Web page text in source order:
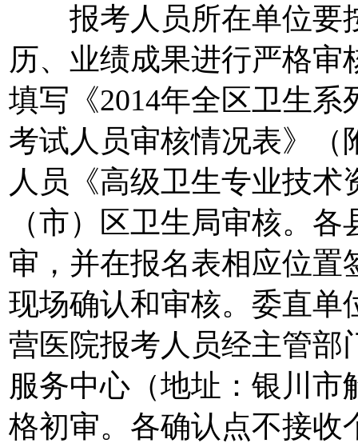
报考人员所在单位要
历、业绩成果进行严格
填写《2014年全区卫生
考试人员审核情况表》（
人员《高级卫生专业技
（市）区卫生局审核。
审，并在报名表相应位置
现场确认和审核。委直单
营医院报考人员经主管部
服务中心（地址：银川市
格初审。各确认点不接收